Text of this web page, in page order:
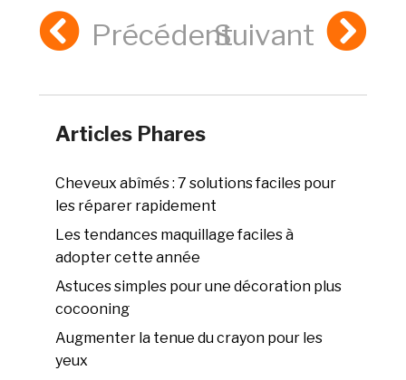
PrécédentSuivant
Articles Phares
Cheveux abîmés : 7 solutions faciles pour
les réparer rapidement
Les tendances maquillage faciles à
adopter cette année
Astuces simples pour une décoration plus
cocooning
Augmenter la tenue du crayon pour les
yeux